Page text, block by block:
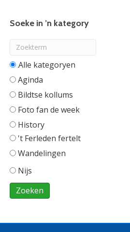
Soeke in ’n kategory
Alle categorieën
Aginda
Bildtse kollums
Foto fan de week
History
't Ferleden fertelt
Wandelingen
Nijs